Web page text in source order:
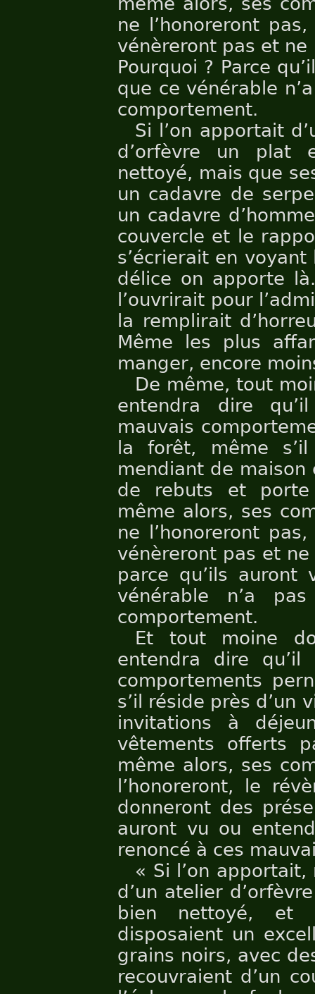
ne l’honoreront
vénèreront pas et
Pourquoi ? Parce
que ce vénérable
comportement.
Si l’on apportait
d’orfèvre un plat
nettoyé, mais que
un cadavre de
un cadavre
couvercle et le
s’écrierait en
délice on apporte
l’ouvrirait pour
la remplirait
Même les plus
manger, encore
De même, tout
entendra dire
mauvais
la forêt, même
mendiant de maison
de rebuts et porte
même alors, ses
ne l’honoreront
vénèreront pas et
parce qu’ils
vénérable n’a
comportement.
Et tout moine
entendra dire
comportements
s’il réside près d’un
invitations à
vêtements offerts
même alors, ses
l’honoreront, le
donneront des
auront vu ou
renoncé à ces
« Si l’on apportait,
d’un atelier
bien nettoyé, et
disposaient un
grains noirs, avec
recouvraient d’un